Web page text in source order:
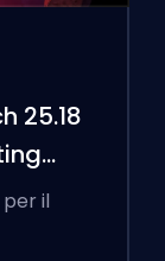
25.18
per il